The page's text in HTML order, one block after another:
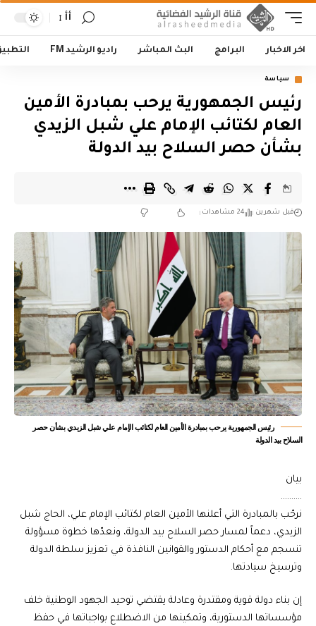
أأ
اخر الاخبار البرامج البث المباشر راديو الرشيد FM
سياسة
رئيس الجمهورية يرحب بمبادرة الأمين
العام لكتائب الإمام علي شبل الزيدي
بشأن حصر السلاح بيد الدولة
قبل شهرين 24 مشاهدات
رئيس الجمهورية يرحب بمبادرة الأمين العام لكتائب الإمام علي شبل الزيدي بشأن حصر
السلاح بيد الدولة
بيان
……….
نرحّب بالمبادرة التي أعلنها الأمين العام لكتائب الإمام علي، الحاج شبل
الزيدي، دعماً لمسار حصر السلاح بيد الدولة، ونعدّها خطوة مسؤولة
تنسجم مع أحكام الدستور والقوانين النافذة في تعزيز سلطة الدولة
وترسيخ سيادتها.
إن بناء دولة قوية ومقتدرة وعادلة يقتضي توحيد الجهود الوطنية خلف
مؤسساتها الدستورية، وتمكينها من الاضطلاع بواجباتها في حفظ